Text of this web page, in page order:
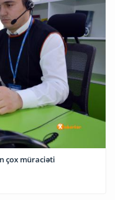
çox müraciəti